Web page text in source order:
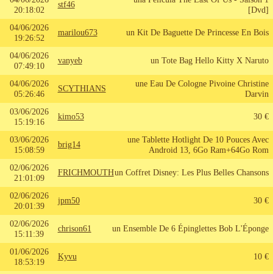
20:18:02
stf46
[Dvd]
04/06/2026
19:26:52
marilou673 un Kit De Baguette De Princesse En Bois
04/06/2026
07:49:10
vanyeb un Tote Bag Hello Kitty X Naruto
04/06/2026
05:26:46
SCYTHIANS
une Eau De Cologne Pivoine Christine
Darvin
03/06/2026
15:19:16
kimo53 30 €
03/06/2026
15:08:59
brig14
une Tablette Hotlight De 10 Pouces Avec
Android 13, 6Go Ram+64Go Rom
02/06/2026
21:01:09
FRICHMOUTHun Coffret Disney: Les Plus Belles Chansons
02/06/2026
20:01:39
jpm50 30 €
02/06/2026
15:11:39
chrison61 un Ensemble De 6 Épinglettes Bob L'Éponge
01/06/2026
18:53:19
Kyvu 10 €